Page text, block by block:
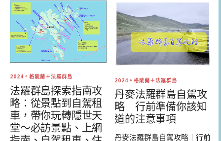
2024。格陵蘭＋法羅群島
法羅群島探索指南攻
略：從景點到自駕租
車，帶你玩轉隱世天
堂～必訪景點、上網
2024。格陵蘭＋法羅群島
丹麥法羅群島自駕攻
略｜行前準備你該知
道的注意事項
丹麥法羅群島自駕攻略｜行前